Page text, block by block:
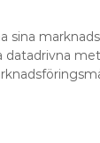
sina
datadrivna